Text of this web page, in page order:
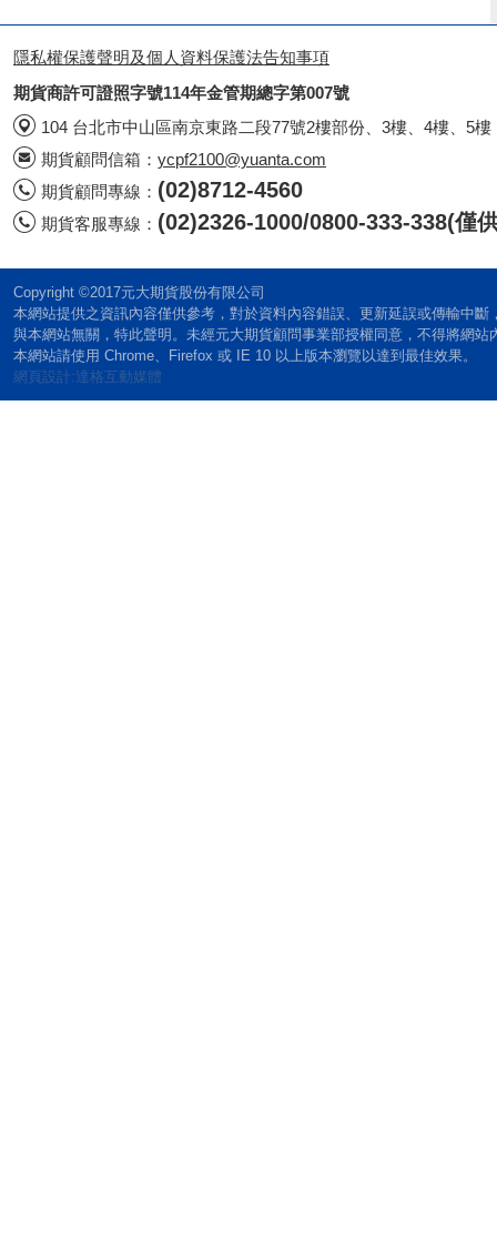
隱私權保護聲明及個人資料保護法告知事項
期貨商許可證照字號114年金管期總字第007號
104 台北市中山區南京東路二段77號2樓部份、3樓、4樓、5樓
期貨顧問信箱： ycpf2100@yuanta.com
期貨顧問專線： (02)8712-4560
期貨客服專線： (02)2326-1000/0800-333-338(僅
Copyright ©2017元大期貨股份有限公司
本網站提供之資訊內容僅供參考，對於資料內容錯誤、更新延誤或傳輸中
與本網站無關，特此聲明。未經元大期貨顧問事業部授權同意，不得將網站
本網站請使用 Chrome、Firefox 或 IE 10 以上版本瀏覽以達到最佳效果。
網頁設計:達格互動媒體